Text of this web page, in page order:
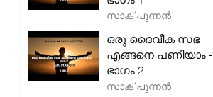
സാക് പുന്നൻ
ഒരു ദൈവീക സഭ
എങ്ങനെ പണിയാം -
ഭാഗം 2
സാക് പുന്നൻ